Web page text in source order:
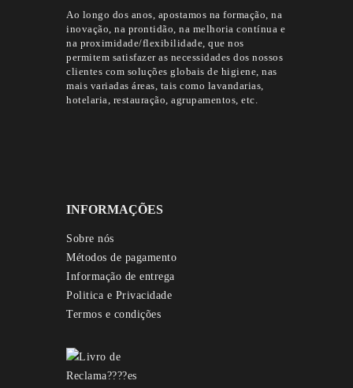
Ao longo dos anos, apostamos na formação, na
inovação, na prontidão, na melhoria contínua e
na proximidade/flexibilidade, que nos
permitem satisfazer as necessidades dos nossos
clientes com soluções globais de higiene, nas
mais variadas áreas, tais como lavandarias,
hotelaria, restauração, agrupamentos, etc.
INFORMAÇÕES
Sobre nós
Métodos de pagamento
Informação de entrega
Politica e Privacidade
Termos e condições